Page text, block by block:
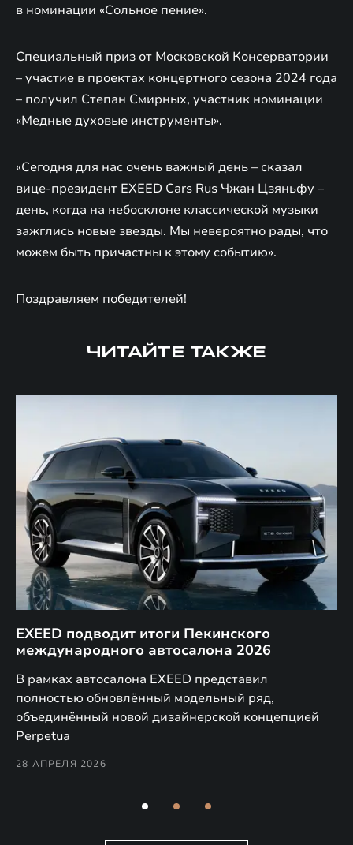
в номинации «Сольное пение».
Специальный приз от Московской Консерватории
– участие в проектах концертного сезона 2024 года
– получил Степан Смирных, участник номинации
«Медные духовые инструменты».
«Сегодня для нас очень важный день – сказал
вице-президент EXEED Cars Rus Чжан Цзяньфу –
день, когда на небосклоне классической музыки
зажглись новые звезды. Мы невероятно рады, что
можем быть причастны к этому событию».
Поздравляем победителей!
ЧИТАЙТЕ ТАКЖЕ
EXEED подводит итоги Пекинского
международного автосалона 2026
В рамках автосалона EXEED представил
полностью обновлённый модельный ряд,
объединённый новой дизайнерской концепцией
Perpetua
28 АПРЕЛЯ 2026